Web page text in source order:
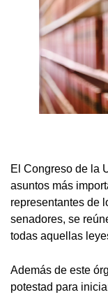
El Congreso de la
asuntos más
representantes de
senadores, se
todas aquellas
Además de este
potestad para